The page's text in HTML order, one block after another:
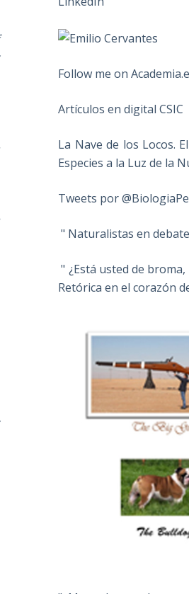
Follow me on
Artículos en digital CSIC
La Nave de los Locos.
Especies a la Luz de la
Tweets por
" Naturalistas en
" ¿Está usted de
Retórica en el corazón